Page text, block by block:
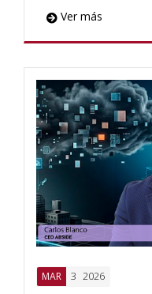
Ver más
MAR 3 2026